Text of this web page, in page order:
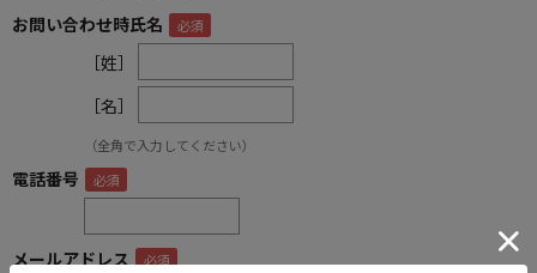
お問い合わせ時氏名
［姓］
［名］
（全角で入力してください）
電話番号
メールアドレス